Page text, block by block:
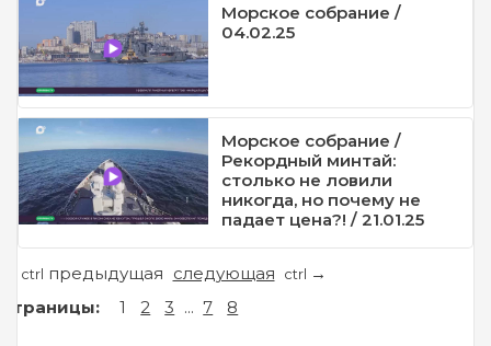
Морское собрание /
04.02.25
Морское собрание /
Рекордный минтай:
столько не ловили
никогда, но почему не
падает цена?! / 21.01.25
ctrl предыдущая следующая ctrl →
Страницы: 1 2 3 ... 7 8